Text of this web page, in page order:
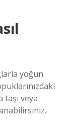
yoğun
veya